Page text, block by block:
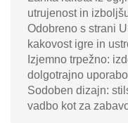
utrujenost in
Odobreno s strani
kakovost igre in
Izjemno trpežno:
dolgotrajno
Sodoben dizajn:
vadbo kot za